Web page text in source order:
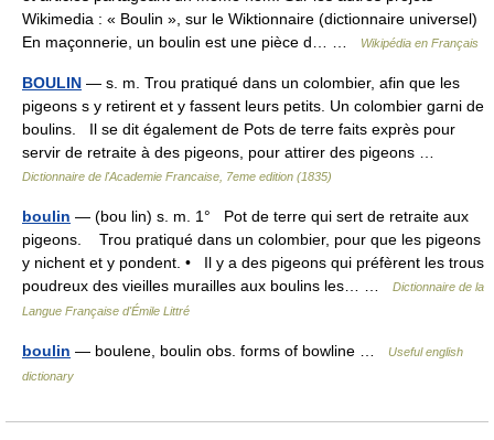
Wikimedia : « Boulin », sur le Wiktionnaire (dictionnaire universel)
En maçonnerie, un boulin est une pièce d… …
Wikipédia en Français
BOULIN — s. m. Trou pratiqué dans un colombier, afin que les
pigeons s y retirent et y fassent leurs petits. Un colombier garni de
boulins. Il se dit également de Pots de terre faits exprès pour
servir de retraite à des pigeons, pour attirer des pigeons …
Dictionnaire de l'Academie Francaise, 7eme edition (1835)
boulin — (bou lin) s. m. 1° Pot de terre qui sert de retraite aux
pigeons. Trou pratiqué dans un colombier, pour que les pigeons
y nichent et y pondent. • Il y a des pigeons qui préfèrent les trous
poudreux des vieilles murailles aux boulins les… …
Dictionnaire de la
Langue Française d'Émile Littré
boulin — boulene, boulin obs. forms of bowline …
Useful english
dictionary